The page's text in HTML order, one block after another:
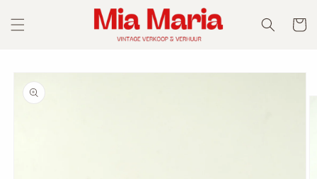
content
Cart
Skip to
product
information